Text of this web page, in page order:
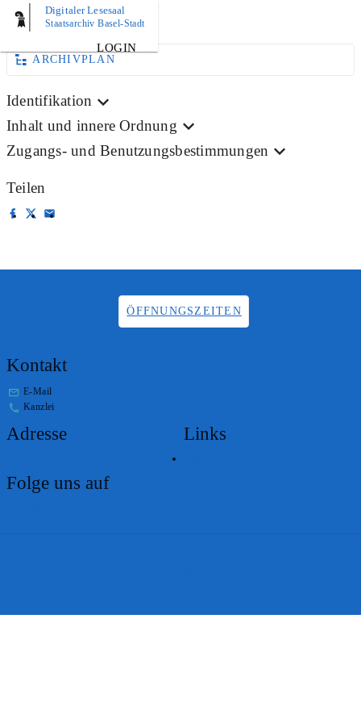
Digitaler Lesesaal
Staatsarchiv Basel-Stadt
LOGIN
AKTE
ARCHIVPLAN
Identifikation
Inhalt und innere Ordnung
Zugangs- und Benutzungsbestimmungen
Teilen
ÖFFNUNGSZEITEN
Kontakt
E-Mail
Kanzlei
Adresse Links
Folge uns auf